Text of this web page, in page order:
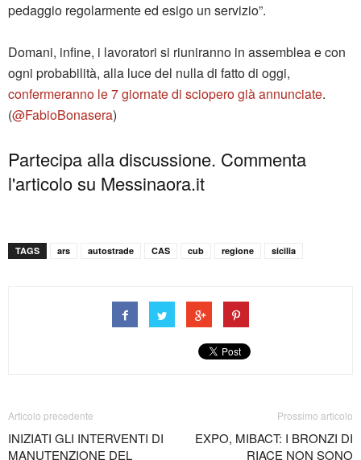
pedaggio regolarmente ed esigo un servizio”.
Domani, infine, i lavoratori si riuniranno in assemblea e con
ogni probabilità, alla luce del nulla di fatto di oggi,
confermeranno le 7 giornate di sciopero già annunciate.
(@FabioBonasera)
Partecipa alla discussione. Commenta
l'articolo su Messinaora.it
TAGS ars autostrade CAS cub regione sicilia
Articolo precedente
INIZIATI GLI INTERVENTI DI
MANUTENZIONE DEL
Prossimo articolo
EXPO, MIBACT: I BRONZI DI
RIACE NON SONO